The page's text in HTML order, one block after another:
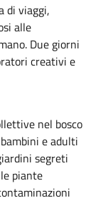
di viaggi,
alle
Due giorni
creativi e
nel bosco
e adulti
segreti
piante